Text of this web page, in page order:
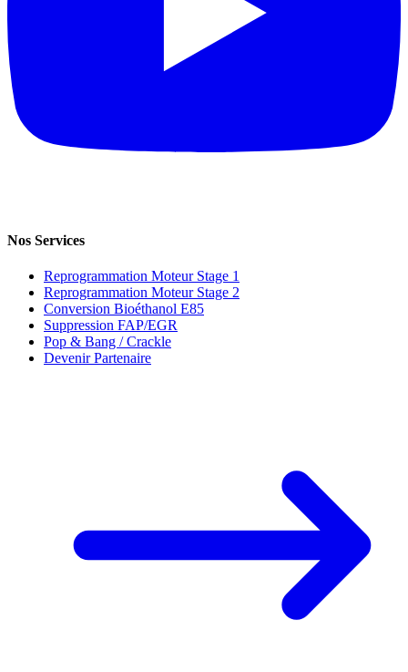
Nos Services
Reprogrammation Moteur Stage 1
Reprogrammation Moteur Stage 2
Conversion Bioéthanol E85
Suppression FAP/EGR
Pop & Bang / Crackle
Devenir Partenaire